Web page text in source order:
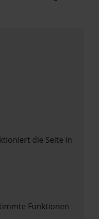
die Seite in
Funktionen